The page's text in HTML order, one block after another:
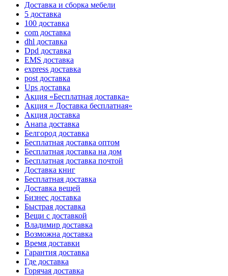
Доставка и сборка мебели
5 доставка
100 доставка
com доставка
dhl доставка
Dpd доставка
EMS доставка
express доставка
post доставка
Ups доставка
Акция «Бесплатная доставка»
Акция « Доставка бесплатная»
Акция доставка
Анапа доставка
Белгород доставка
Бесплатная доставка оптом
Бесплатная доставка на дом
Бесплатная доставка почтой
Доставка книг
Бесплатная доставка
Доставка вещей
Бизнес доставка
Быстрая доставка
Вещи с доставкой
Владимир доставка
Возможна доставка
Время доставки
Гарантия доставка
Где доставка
Горячая доставка